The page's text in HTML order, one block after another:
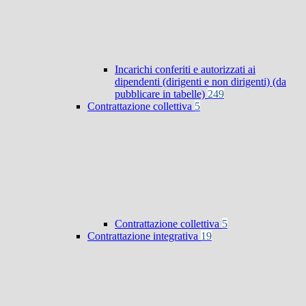
Incarichi conferiti e autorizzati ai
dipendenti (dirigenti e non dirigenti) (da
pubblicare in tabelle) 249
Contrattazione collettiva 5
Contrattazione collettiva 5
Contrattazione integrativa 19